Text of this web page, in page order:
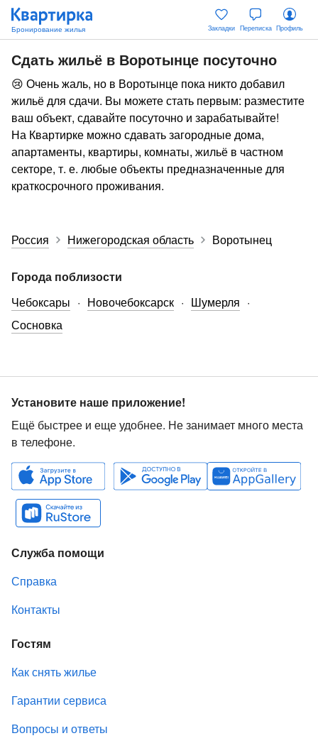
Закладки Переписка Профиль
Сдать жильё в Воротынце посуточно
😢 Очень жаль, но в Воротынце пока никто добавил
жильё для сдачи. Вы можете стать первым: разместите
ваш объект, сдавайте посуточно и зарабатывайте!
На Квартирке можно сдавать загородные дома,
апартаменты, квартиры, комнаты, жильё в частном
секторе, т. е. любые объекты предназначенные для
краткосрочного проживания.
Россия Нижегородская область Воротынец
Города поблизости
Чебоксары
Новочебоксарск
Шумерля
Сосновка
Установите наше приложение!
Ещё быстрее и еще удобнее. Не занимает много места
в телефоне.
Служба помощи
Справка
Контакты
Гостям
Как снять жилье
Гарантии сервиса
Вопросы и ответы